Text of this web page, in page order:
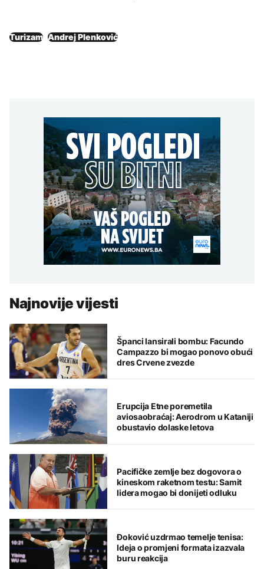
Turizam Andrej Plenković
Najnovije vijesti
Španci lansirali bombu: Facundo
Campazzo bi mogao ponovo obući
dres Crvene zvezde
Erupcija Etne poremetila
aviosaobraćaj: Aerodrom u Kataniji
obustavio dolaske letova
Pacifičke zemlje bez dogovora o
kineskom raketnom testu: Samit
lidera mogao bi donijeti odluku
Đoković uzdrmao temelje tenisa:
Ideja o promjeni formata izazvala
buru reakcija